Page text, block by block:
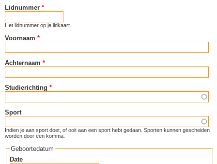
Lidnummer *
Het lidnummer op je lidkaart.
Voornaam *
Achternaam *
Studierichting *
Sport
Indien je aan sport doet, of ooit aan een sport hebt gedaan. Sporten kunnen gescheiden
worden door een komma.
Geboortedatum
Date